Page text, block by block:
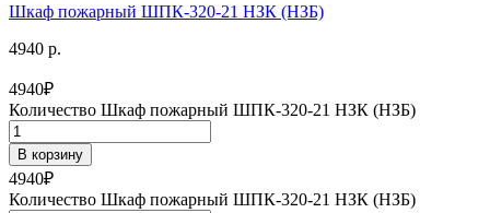
Шкаф пожарный ШПК-320-21 НЗК (НЗБ)
4940 р.
4940₽
Количество Шкаф пожарный ШПК-320-21 НЗК (НЗБ)
В корзину
4940₽
Количество Шкаф пожарный ШПК-320-21 НЗК (НЗБ)